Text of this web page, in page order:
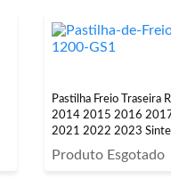
Pastilha Freio Traseira
2014 2015 2016
2021 2022 2023
Produto Esgotado